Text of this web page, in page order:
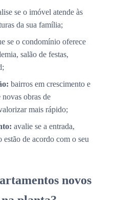
se o imóvel atende às
da sua família;
se o condomínio oferece
salão de festas,
bairros em crescimento e
obras de
mais rápido;
avalie se a entrada,
estão de acordo com o seu
novos